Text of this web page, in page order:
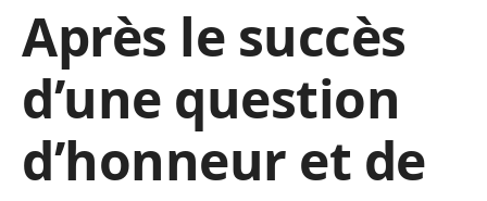
Après le succès
d’une question
d’honneur et de